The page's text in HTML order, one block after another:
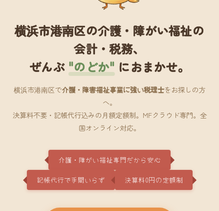
横浜市港南区の介護・障がい福祉の
会計・税務、
ぜんぶ "のどか" におまかせ。
横浜市港南区で介護・障害福祉事業に強い税理士をお探しの方
へ。
決算料不要・記帳代行込みの月額定額制。MFクラウド専門。全
国オンライン対応。
介護・障がい福祉専門だから安心
記帳代行で手間いらず 決算料0円の定額制